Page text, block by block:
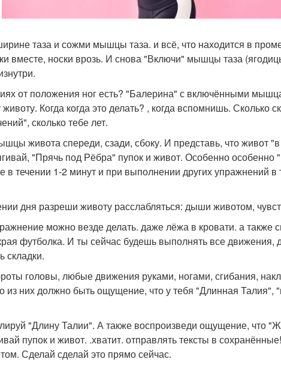
таза и сожми мышцы таза. и всё, что находится в
вместе, носки врозь. И снова "Включи" мышцы таза
от положения ног есть? "Балерина" с включёнными
Когда когда это делать? , когда вспомнишь. Сколько
сколько тебе лет.
живота спереди, сзади, сбоку. И представь, что живот
"Прячь под Рёбра" пупок и живот. Особенно
в течении 1-2 минут и при выполнении других упражнений
дня разреши животу расслабляться: дыши животом,
можно везде делать. даже лёжа в кровати. а также
футболка. И ты сейчас будешь выполнять все движения,
складки.
головы, любые движения руками, ногами, сгибания,
них должно быть ощущение, что у тебя "Длинная Талия",
"Длину Талии". А также воспроизведи ощущение, что
пупок и живот. .хватит. отправлять тексты в
Сделай сделай это прямо сейчас.